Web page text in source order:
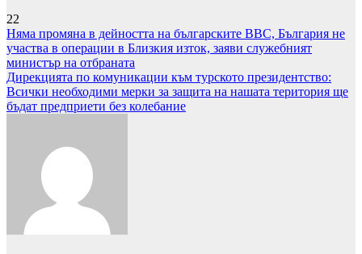
22
Навигация
Няма промяна в дейността на българските ВВС, България не
участва в операции в Близкия изток, заяви служебният
министър на отбраната
Дирекцията по комуникации към турското президентство:
Всички необходими мерки за защита на нашата територия ще
бъдат предприети без колебание